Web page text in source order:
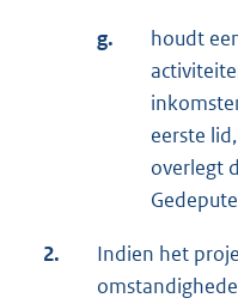
g.
houdt
eerste
overlegt
2.
Indien het